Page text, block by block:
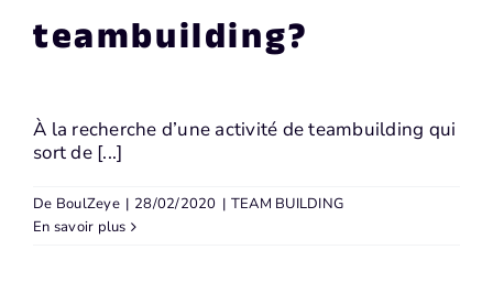
teambuilding?
À la recherche d’une activité de teambuilding qui
sort de [...]
De BoulZeye | 28/02/2020 | TEAM BUILDING
En savoir plus